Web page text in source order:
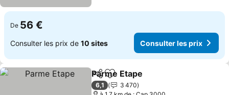
De 56 €
Consulter les prix de 10 sites Consulter les prix
PartagerAjouter à mes favoris
Parme Etape
6,1
3 470